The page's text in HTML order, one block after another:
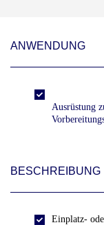
ANWENDUNG
Ausrüstung
BESCHREIBUNG
Einplatz-